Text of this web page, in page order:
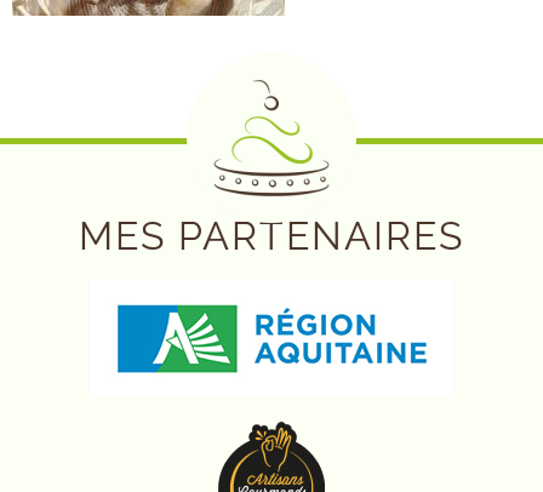
MES PARTENAIRES